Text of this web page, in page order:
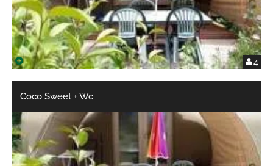
4
Coco Sweet + Wc